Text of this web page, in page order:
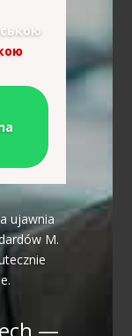
ujawnia
M.
—